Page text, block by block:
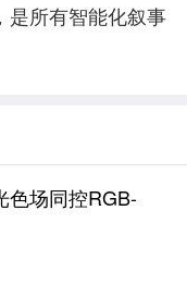
是所有智能化叙事
色场同控RGB-